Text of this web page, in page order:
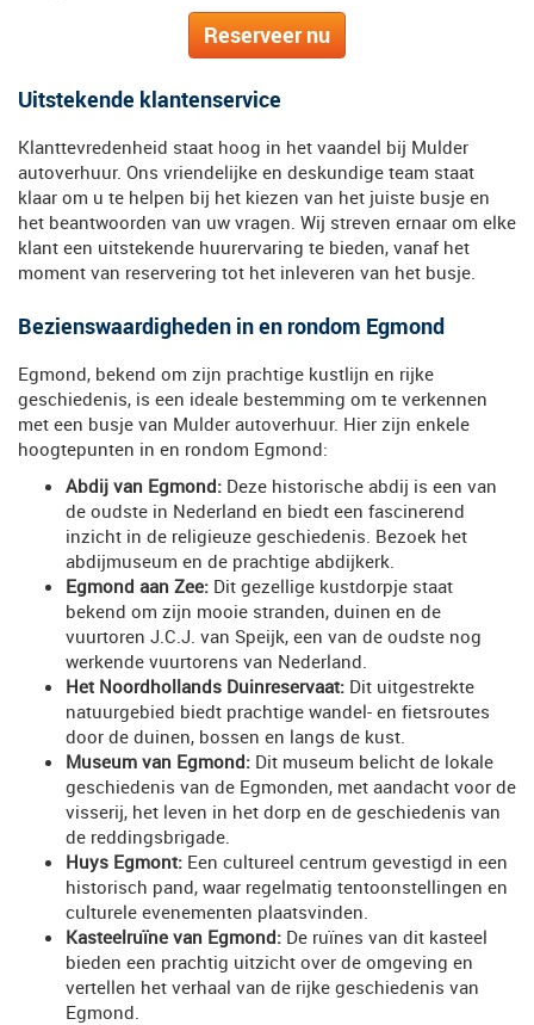
Reserveer nu
Uitstekende klantenservice
Klanttevredenheid staat hoog in het vaandel bij Mulder
autoverhuur. Ons vriendelijke en deskundige team staat
klaar om u te helpen bij het kiezen van het juiste busje en
het beantwoorden van uw vragen. Wij streven ernaar om elke
klant een uitstekende huurervaring te bieden, vanaf het
moment van reservering tot het inleveren van het busje.
Bezienswaardigheden in en rondom Egmond
Egmond, bekend om zijn prachtige kustlijn en rijke
geschiedenis, is een ideale bestemming om te verkennen
met een busje van Mulder autoverhuur. Hier zijn enkele
hoogtepunten in en rondom Egmond:
Abdij van Egmond: Deze historische abdij is een van
de oudste in Nederland en biedt een fascinerend
inzicht in de religieuze geschiedenis. Bezoek het
abdijmuseum en de prachtige abdijkerk.
Egmond aan Zee: Dit gezellige kustdorpje staat
bekend om zijn mooie stranden, duinen en de
vuurtoren J.C.J. van Speijk, een van de oudste nog
werkende vuurtorens van Nederland.
Het Noordhollands Duinreservaat: Dit uitgestrekte
natuurgebied biedt prachtige wandel- en fietsroutes
door de duinen, bossen en langs de kust.
Museum van Egmond: Dit museum belicht de lokale
geschiedenis van de Egmonden, met aandacht voor de
visserij, het leven in het dorp en de geschiedenis van
de reddingsbrigade.
Huys Egmont: Een cultureel centrum gevestigd in een
historisch pand, waar regelmatig tentoonstellingen en
culturele evenementen plaatsvinden.
Kasteelruïne van Egmond: De ruïnes van dit kasteel
bieden een prachtig uitzicht over de omgeving en
vertellen het verhaal van de rijke geschiedenis van
Egmond.